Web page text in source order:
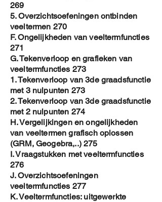
269
5. Overzichtsoefeningen ontbinden
veeltermen 270
F. Ongelijkheden van veeltermfuncties
271
G. Tekenverloop en grafieken van
veeltermfuncties 273
1. Tekenverloop van 3de graadsfunctie
met 3 nulpunten 273
2. Tekenverloop van 3de graadsfunctie
met 2 nulpunten 274
H. Vergelijkingen en ongelijkheden
van veeltermen grafisch oplossen
(GRM, Geogebra,..) 275
I. Vraagstukken met veeltermfuncties
276
J. Overzichtsoefeningen
veeltermfuncties 277
K. Veeltermfuncties: uitgewerkte